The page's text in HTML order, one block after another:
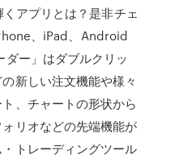
アプリとは？是非チェ
、iPad、Android
ー」はダブルクリッ
新しい注文機能や様々
、チャートの形状から
リオなどの先端機能が
トレーディングツール